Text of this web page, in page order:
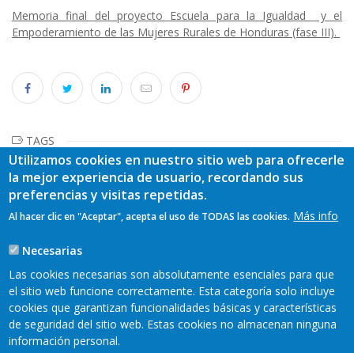
Memoria final del proyecto Escuela para la Igualdad y el
Empoderamiento de las Mujeres Rurales de Honduras (fase III).
TAGS
Utilizamos cookies en nuestro sitio web para ofrecerle
la mejor experiencia de usuario, recordando sus
preferencias y visitas repetidas.
Al hacer clic en "Aceptar", acepta el uso de TODAS las cookies. Más info
Necesarias
Las cookies necesarias son absolutamente esenciales para que
el sitio web funcione correctamente. Esta categoría solo incluye
cookies que garantizan funcionalidades básicas y características
de seguridad del sitio web. Estas cookies no almacenan ninguna
información personal.